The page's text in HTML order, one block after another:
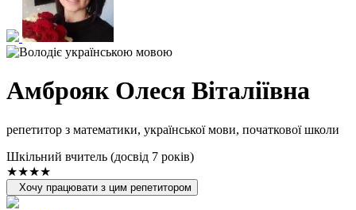
Амброяк Олеся Віталіївна
репетитор з математики, української мови, початкової школи
Шкільний вчитель (досвід 7 років)
★★★★
Хочу працювати з цим репетитором